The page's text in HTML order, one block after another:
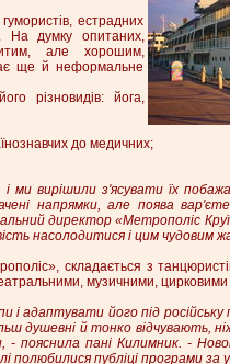
естрадних
На думку опитаних,
але хорошим,
ще й неформальне
різновидів: йога,
до медичних;
ми вирішили з'ясувати їх
напрямки, але поява
директор «Метрополіс
насолодитися і цим чудовим
складається з
музичними,
його під російську
душевні й тонко відчувають,
- пояснила пані Килимник. -
полюбилися публіці програми